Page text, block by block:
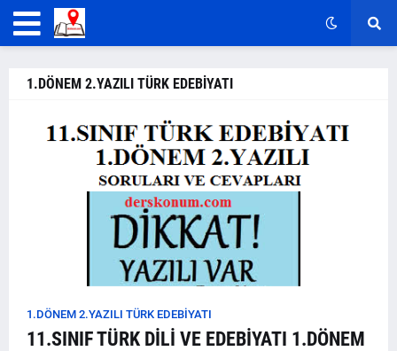
1.DÖNEM 2.YAZILI TÜRK EDEBİYATI
1.DÖNEM 2.YAZILI TÜRK EDEBİYATI
11.SINIF TÜRK DİLİ VE EDEBİYATI 1.DÖNEM